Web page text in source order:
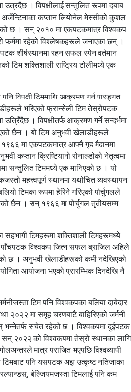
उत्रदैछ । विपक्षीलाई सन्तुलित रूपमा दबाब
कप्तान लियोनेल मेस्सीको कुशल
छ । सन् २०१० मा एकपटकमात्र विश्वकप
फर्ममा रहेको विश्लेषकहरूले जनाएका छन् ।
पटक शीर्षस्थानमा रहन सफल स्पेन वर्तमान
टिम शक्तिशाली राष्ट्रिय टोलीमध्ये एक
विपक्षी टिममाथि आक्रमण गर्न पारङ्गत
भरिएको फ्रान्सेली टिम तेस्रोपटक
उत्रिँदैछ । विपक्षीतर्फ आक्रमण गर्ने सन्दर्भमा
छैन । यो टिम अनुभवी खेलाडीहरूले
मा एकपटकमात्र आफ्नै गृह मैदानमा
कप्तान क्रिष्टियानो रोनाल्डोको नेतृत्वमा
सन्तुलित टिममध्ये एक मानिएको छ । यो
महत्त्वपूर्ण स्थानमा यथोचित व्यवस्थापन
टिमका रूपमा हेरिने गरिएको पोर्चुगलले
छैन । सन् १९६६ मा पोर्चुगल तृतीयसम्म
सहभागी टिमहरूमा शक्तिशाली टिमहरूमध्ये
पाँचपटक विश्वकप जित्न सफल ब्राजिल अहिले
छ । अनुभवी खेलाडीहरूको कमी नदेखिएको
आयोजना भएको प्रारम्भिक दिनदेखि नै
टिम पनि विश्वकपका बलिया दाबेदार
२०२२ मा समूह चरणबाटै बाहिरिएको जर्मनी
भन्नेतर्फ सचेत रहेको छ । विश्वकपमा दुईपटक
२०२२ को विश्वकपमा तेस्रो स्थानका लागि
मात्र पराजित भएपछि विश्वव्यापी
टिमबाट पनि यसपटक अझ उत्कृष्ट नतिजाका
बेल्जियमजस्ता टिमलाई पनि कम